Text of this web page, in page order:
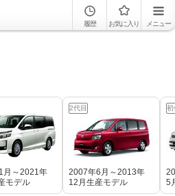
履歴 お気に入り メニュー
月～2021年
モデル
2代目
2007年6月～2013年
12月生産モデル
初
5